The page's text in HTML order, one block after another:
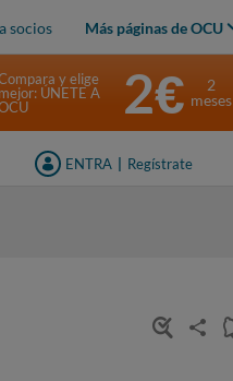
socios Más páginas de OCU
ENTRA Regístrate
y elige
mejor: ÚNETE A
2€
2
meses